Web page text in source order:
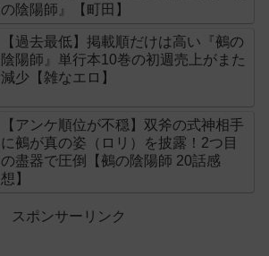
の陰陽師』【町田】
【過去最低】掲載順だけは高い『鵺の
陰陽師』単行本10巻の初週売上がまた
減少【雑なエロ】
【アンケ順位が不穏】双斧の式神相手
に鵺が真の姿（ロリ）を披露！2つ目
の盡器で圧倒【鵺の陰陽師 20話感
想】
スポンサーリンク